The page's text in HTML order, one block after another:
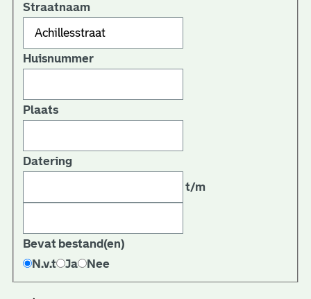
Straatnaam
Huisnummer
Plaats
Datering
t/m
Bevat bestand(en)
N.v.t
Ja Nee